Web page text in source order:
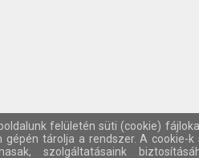
felületén süti (cookie)
gépén tárolja a rendszer. A cookie-
szolgáltatásaink